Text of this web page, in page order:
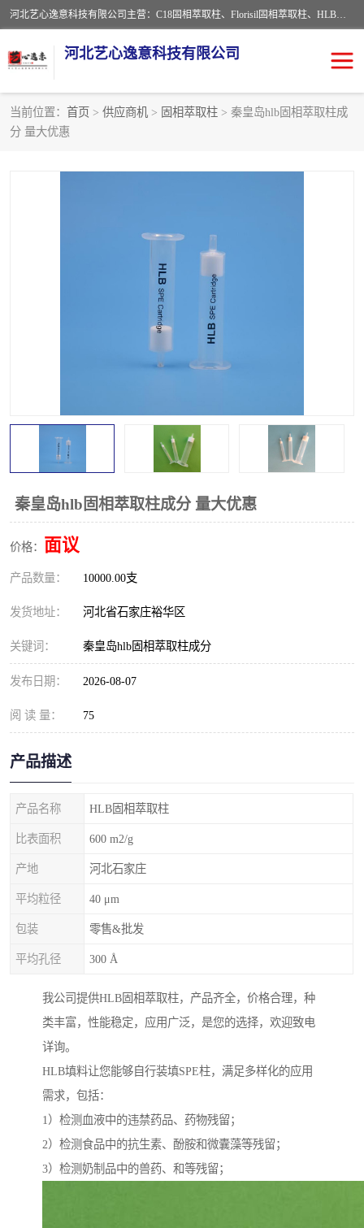
河北艺心逸意科技有限公司主营：C18固相萃取柱、Florisil固相萃取柱、HLB固相萃取柱、MCX固相萃取柱、QuEChERS、固相萃取空柱、针式过滤器 、固相萃取柱、黄曲霉毒素亲和柱。全国咨询热线：18630105913。河北艺心逸意科技有限公司接受来样定做，我们秉承着“顾客至上，锐意进取”的经营理念，坚持客户至上的原则为广大客户提供优质的服务，欢迎广大客户惠顾！免费咨询！
河北艺心逸意科技有限公司
当前位置： 首页 > 供应商机 > 固相萃取柱 > 秦皇岛hlb固相萃取柱成
分 量大优惠
秦皇岛hlb固相萃取柱成分 量大优惠
价格： 面议
产品数量： 10000.00支
发货地址： 河北省石家庄裕华区
关键词： 秦皇岛hlb固相萃取柱成分
发布日期： 2026-08-07
阅 读 量： 75
产品描述
产品名称 HLB固相萃取柱
比表面积 600 m2/g
产地 河北石家庄
平均粒径 40 μm
包装 零售&批发
平均孔径 300 Å
我公司提供HLB固相萃取柱，产品齐全，价格合理，种
类丰富，性能稳定，应用广泛，是您的选择，欢迎致电
详询。
HLB填料让您能够自行装填SPE柱，满足多样化的应用
需求，包括：
1）检测血液中的违禁药品、药物残留；
2）检测食品中的抗生素、酚胺和微囊藻等残留；
3）检测奶制品中的兽药、和等残留；